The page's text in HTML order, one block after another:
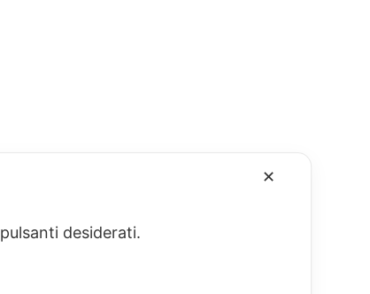
✕
desiderati.